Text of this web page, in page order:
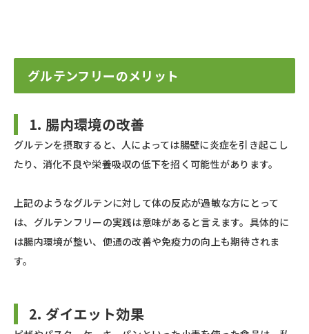
グルテンフリーのメリット
1. 腸内環境の改善
グルテンを摂取すると、人によっては腸壁に炎症を引き起こし
たり、消化不良や栄養吸収の低下を招く可能性があります。
上記のようなグルテンに対して体の反応が過敏な方にとって
は、グルテンフリーの実践は意味があると言えます。具体的に
は腸内環境が整い、便通の改善や免疫力の向上も期待されま
す。
2. ダイエット効果